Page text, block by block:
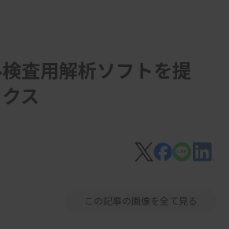
査用解析ソフトを提
ス
この記事の画像を全て見る